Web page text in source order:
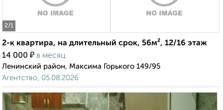
2/1
2-к квартира, на длительный срок, 56м², 12/16 этаж
14 000 ₽ в месяц
Ленинский район, Максима Горького 149/95
Агентство, 05.08.2026